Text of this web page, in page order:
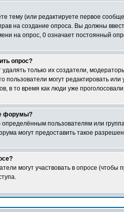
тему (или редактируете первое
на создание опроса. Вы должны
на опрос, 0 означает постоянный
опрос?
только их создатели,
пользователи могут редактировать
в то время как люди уже
форумы?
пользователям или
могут предоставить такое
могут участвовать в опросе